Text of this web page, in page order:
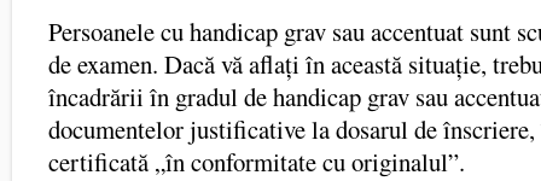
Persoanele cu handicap grav sau accentuat sunt
de examen. Dacă vă aflați în această situație,
încadrării în gradul de handicap grav sau
documentelor justificative la dosarul de
certificată „în conformitate cu originalul”.